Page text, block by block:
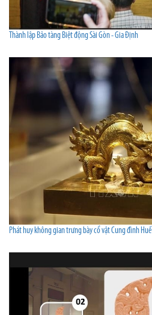
Thành lập Bảo tàng Biệt động Sài Gòn - Gia Định
Phát huy không gian trưng bày cổ vật Cung đình Huế